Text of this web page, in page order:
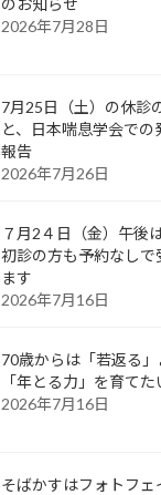
2026年7月28日
7月25日（土）の休診
と、日本喘息学会での
報告
2026年7月26日
７月2４日（金）午後
初診の方も予約なしで
ます
2026年7月16日
70歳からは「若返る」
「年とる力」を育てた
2026年7月16日
そばかすはフォトフェ